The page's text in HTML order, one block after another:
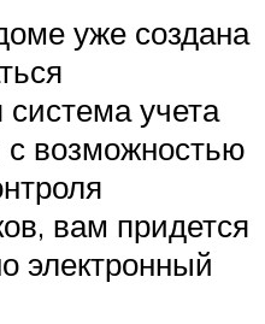
уже создана
учета
возможностью
вам придется
электронный